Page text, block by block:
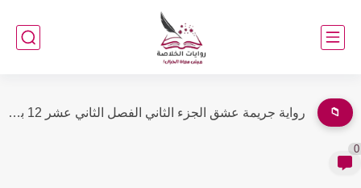
📁 رواية جريمة عشق الجزء الثاني الفصل الحادي عشر 11 بقلم...